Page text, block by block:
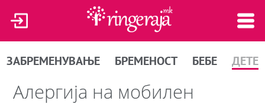
ЗАБРЕМЕНУВАЊЕ БРЕМЕНОСТ БЕБЕ ДЕТЕ
Алергија на мобилен